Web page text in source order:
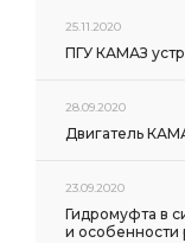
25.11.2020
ПГУ КАМАЗ
28.09.2020
Двигатель
23.09.2020
Гидромуфта в
и особенности